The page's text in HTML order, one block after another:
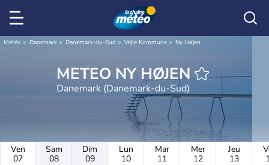
Météo Danemark Danemark-du-Sud Vejle Kommune Ny Højen
METEO NY HØJEN
Danemark (Danemark-du-Sud)
Ven
07
Sam
08
Dim
09
Lun
10
Mar
11
Mer
12
Jeu
13